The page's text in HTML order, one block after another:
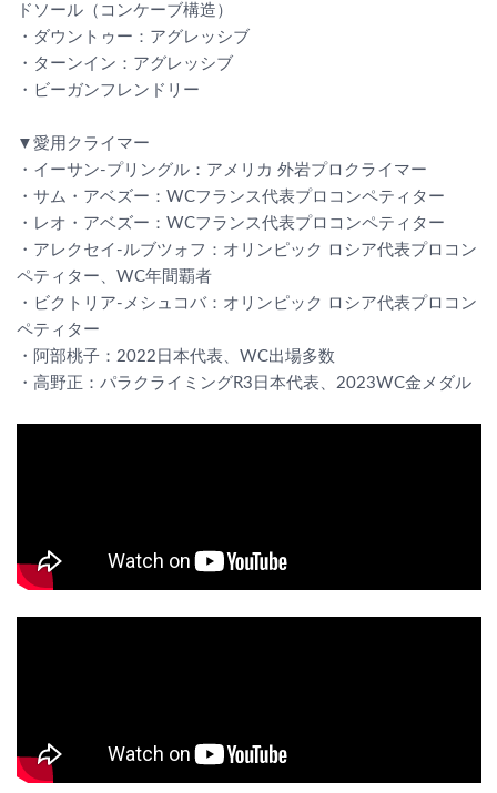
ドソール（コンケーブ構造）
・ダウントゥー：アグレッシブ
・ターンイン：アグレッシブ
・ビーガンフレンドリー
▼愛用クライマー
・イーサン-プリングル：アメリカ 外岩プロクライマー
・サム・アベズー：WCフランス代表プロコンペティター
・レオ・アベズー：WCフランス代表プロコンペティター
・アレクセイ-ルブツォフ：オリンピック ロシア代表プロコン
ペティター、WC年間覇者
・ビクトリア-メシュコバ：オリンピック ロシア代表プロコン
ペティター
・阿部桃子：2022日本代表、WC出場多数
・高野正：パラクライミングR3日本代表、2023WC金メダル